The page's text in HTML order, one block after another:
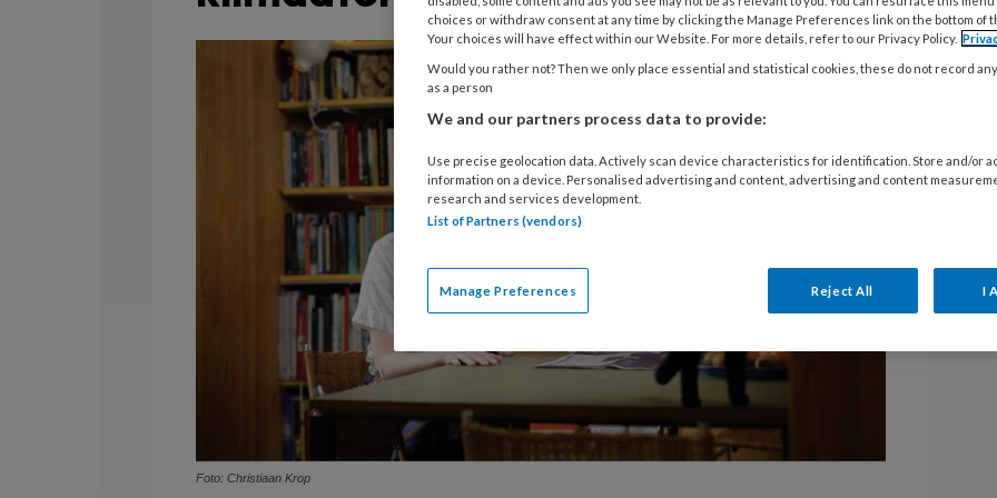
Foto: Christiaan Krop
choices or withdraw consent at any time by clicking the Manage Preferences link on the bottom of
Your choices will have effect within our Website. For more details, refer to our Privacy Policy.
Would you rather not? Then we only place essential and statistical cookies, these do not record
as a person
We and our partners process data to provide:
Use precise geolocation data. Actively scan device characteristics for identification. Store and/or
information on a device. Personalised advertising and content, advertising and content
research and services development.
List of Partners (vendors)
Manage Preferences Reject All I